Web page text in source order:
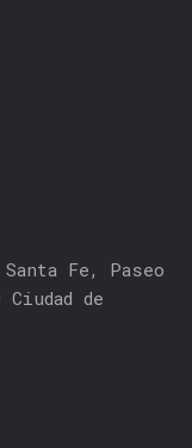
Fe, Paseo
de